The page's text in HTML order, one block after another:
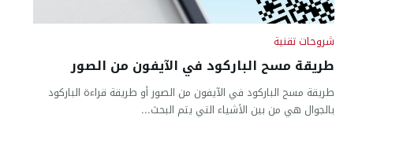
شروحات تقنية
طريقة مسح الباركود في الآيفون من الصور
طريقة مسح الباركود في الآيفون من الصور أو طريقة قراءة الباركود
بالجوال هي من بين الأشياء التي يتم البحث...